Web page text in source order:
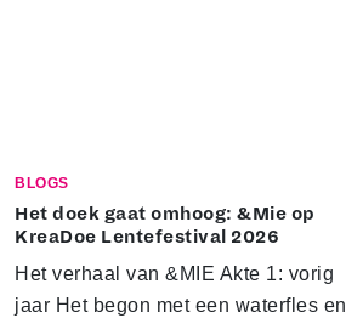
BLOGS
Het doek gaat omhoog: &Mie op
KreaDoe Lentefestival 2026
Het verhaal van &MIE Akte 1: vorig
jaar Het begon met een waterfles en